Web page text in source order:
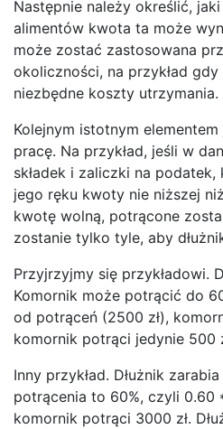
Następnie należy określić,
alimentów kwota ta może
może zostać zastosowana
okoliczności, na przykład
niezbędne koszty utrzymania.
Kolejnym istotnym
pracę. Na przykład, jeśli w
składek i zaliczki na
jego ręku kwoty nie niższej
kwotę wolną, potrącone
zostanie tylko tyle, aby
Przyjrzyjmy się przykładowi.
Komornik może potrącić do
od potrąceń (2500 zł),
komornik potrąci jedynie 500
Inny przykład. Dłużnik
potrącenia to 60%, czyli 0.60
komornik potrąci 3000 zł.